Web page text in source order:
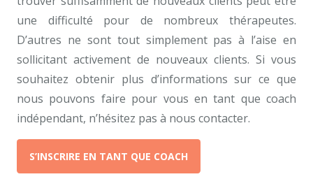
une difficulté pour de nombreux thérapeutes.
D’autres ne sont tout simplement pas à l’aise en
sollicitant activement de nouveaux clients. Si vous
souhaitez obtenir plus d’informations sur ce que
nous pouvons faire pour vous en tant que coach
indépendant, n’hésitez pas à nous contacter.
S’INSCRIRE EN TANT QUE COACH